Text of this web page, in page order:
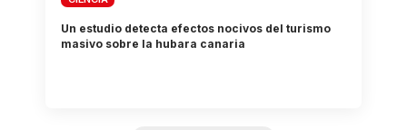
Un estudio detecta efectos nocivos del turismo
masivo sobre la hubara canaria